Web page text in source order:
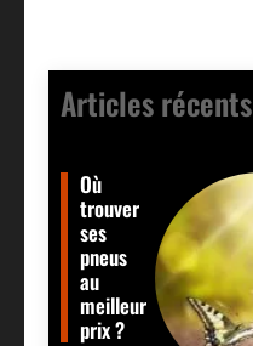
Articles récents​
Où
trouver
ses
pneus
au
meilleur
prix ?